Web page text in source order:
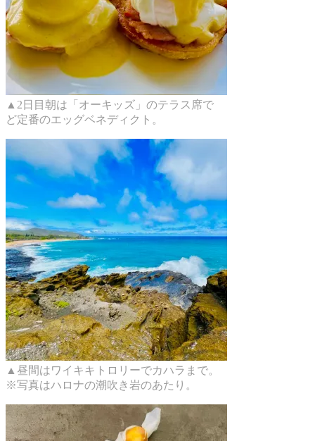
▲2日目朝は「オーキッズ」のテラス席で
ど定番のエッグベネディクト。
▲昼間はワイキキトロリーでカハラまで。
※写真はハロナの潮吹き岩のあたり。